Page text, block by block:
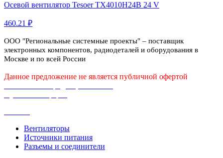
Осевой вентилятор Tesoer TX4010H24B 24 V
460.21 ₽
ООО "Региональные системные проекты" – поставщик
электронных компонентов, радиодеталей и оборудования в
Москве и по всей России
Данное предложение не является публичной офертой
Вентиляторы
Источники питания
Разъемы и соединители